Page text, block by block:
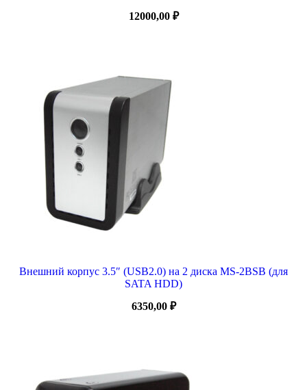
12000,00 ₽
Внешний корпус 3.5″ (USB2.0) на 2 диска MS-2BSB (для
SATA HDD)
6350,00 ₽